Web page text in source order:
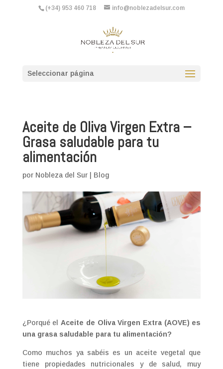
(+34) 953 460 718 info@noblezadelsur.com
Seleccionar página
Aceite de Oliva Virgen Extra –
Grasa saludable para tu
alimentación
por Nobleza del Sur| Blog
¿Porqué elAceite de Oliva Virgen Extra (AOVE) es
una grasa saludable para tu alimentación?
Como muchos ya sabéis es un aceite vegetal que
tiene propiedades nutricionales y de salud, muy